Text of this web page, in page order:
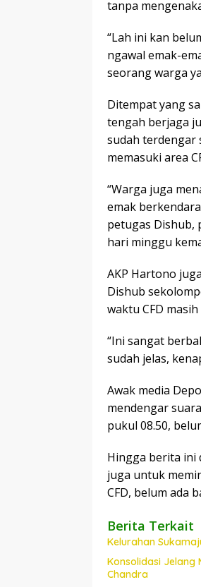
tanpa
“Lah ini kan
ngawal emak-
seorang warga
Ditempat yang
tengah berjaga
sudah terdengar
memasuki area
“Warga juga
emak
petugas Dishub,
hari minggu
AKP Hartono
Dishub
waktu CFD
“Ini sangat
sudah jelas,
Awak media
mendengar
pukul 08.50,
Hingga berita ini
juga untuk
CFD, belum ada
Berita Terkait
Kelurahan
Konsolidasi Jelang
Chandra